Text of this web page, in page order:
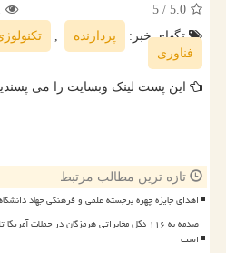
5.0
/ 5
تگهای خبر:
پردازنده ,
فناوری
این پست لینک وبسایت را می
تازه ترین مطالب مرتبط
اهدای جایزه چهره برجسته علمی و فرهنگی جهاد
صدمه به ۱۱۶ دکل مخابراتی هرمزگان در حملات
است